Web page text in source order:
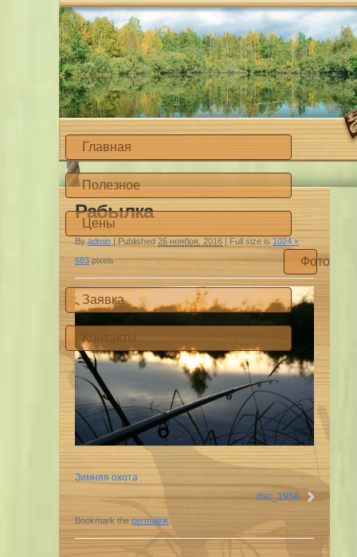
Главная
Полезное
Цены
Фото
Заявка
Контакты
Рабылка
By admin | Published 26 ноября, 2016 | Full size is 1024 ×
683 pixels
Зимняя охота
dsc_1958
Bookmark the permalink